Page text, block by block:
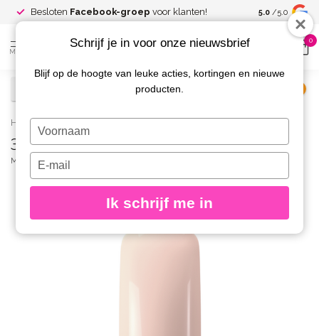
Besloten Facebook-groep voor klanten! Spaar voor
kortingen
5.0 /5.0
MENU
0
Home / 387 Gelpolish Magnolia
387 Gelpolish Magnolia
MAGNETIC
Schrijf je in voor onze nieuwsbrief
Blijf op de hoogte van leuke acties, kortingen en nieuwe
producten.
Typ
je
naam
Typ
je
e-
in
Ik schrijf me in